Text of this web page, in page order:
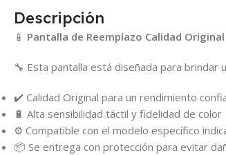
Descripción
📱 Pantalla de Reemplazo Calidad Original
🔧 Esta pantalla está diseñada para
✔️ Calidad Original para un rendimiento
🔋 Alta sensibilidad táctil y fidelidad de color
⚙️ Compatible con el modelo específico
📦 Se entrega con protección para evitar